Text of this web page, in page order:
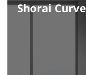
Shorai Curve